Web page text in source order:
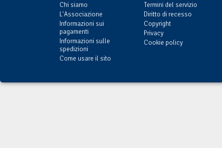
Chi siamo
L'Associazione
Informazioni sui
pagamenti
Informazioni sulle
spedizioni
Come usare il sito
Termini del servizio
Diritto di recesso
Copyright
Privacy
Cookie policy